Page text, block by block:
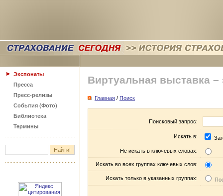
Экспонаты
Пресса
Пресс-релизы
События (Фото)
Библиотека
Термины
Виртуальная выставка –
Главная / Поиск
Поисковый запрос:
Искать в:
Не искать в ключевых словах:
Искать во всех группах ключевых слов:
Искать только в указанных группах: